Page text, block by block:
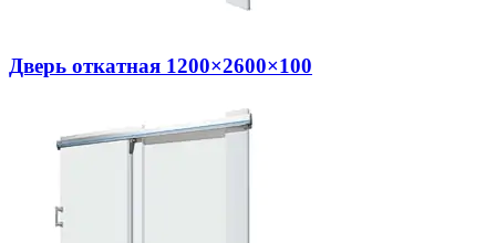
Дверь откатная 1200×2600×100